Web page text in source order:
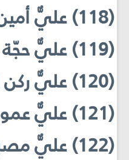
(118) عليٌّ أمين الله على أرضه
(119) عليٌّ حجّة الله على بريّته
(120) عليٌّ ركن الإيمان
(121) عليٌّ عمود الإسلام
(122) عليٌّ مصباح الدجى